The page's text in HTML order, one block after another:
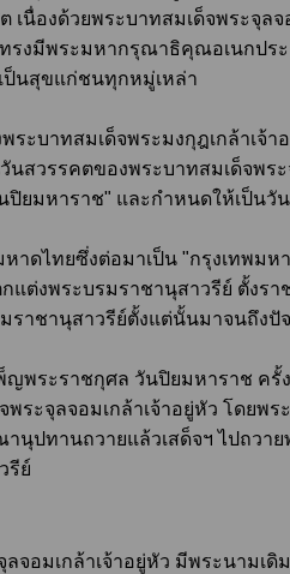
เนื่องด้วยพระบาทสมเด็จพระจุล
รงมีพระมหากรุณาธิคุณอเนกปร
ป็นสุขแก่ชนทุกหมู่เหล่า
ระบาทสมเด็จพระมงกุฎเกล้าเจ้
นสวรรคตของพระบาทสมเด็จพร
ปิยมหาราช" และกำหนดให้เป็นวั
ไทยซึ่งต่อมาเป็น "กรุงเทพมหา
แต่งพระบรมราชานุสาวรีย์ ตั้งร
ราชานุสาวรีย์ตั้งแต่นั้นมาจนถึงปั
ญพระราชกุศล วันปิยมหาราช ครั้
ระจุลจอมเกล้าเจ้าอยู่หัว โดยพร
ปทานถวายแล้วเสด็จฯ ไปถวาย
รีย์
จอมเกล้าเจ้าอยู่หัว มีพระนามเ